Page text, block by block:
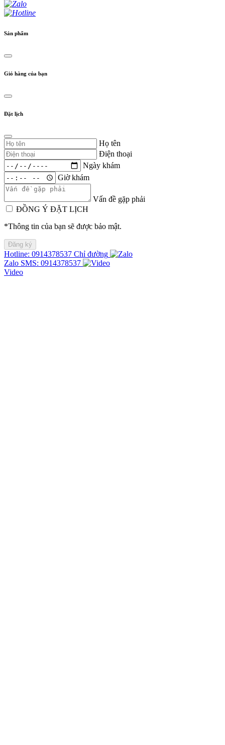
Sản phẩm
Giỏ hàng của bạn
Đặt lịch
Họ tên
Điện thoại
Ngày khám
Giờ khám
Vấn đề gặp phải
ĐỒNG Ý ĐẶT LỊCH
*Thông tin của bạn sẽ được bảo mật.
Hotline: 0914378537 Chỉ đường
Zalo SMS: 0914378537
Video